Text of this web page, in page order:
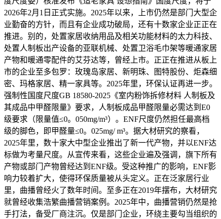
2026年2月1日正式实施。2025年以来，上市仍然是部门大型企
业勤奋的方针，而且有企业成功破局，还有十数家企业正正在
推进。别的，处置家居收纳用品及相关功能材料的太力科技、
处置人制板出产设备的亚联机械、处置卫浴毛巾架等暖通家居
产物和暖通零配件的艾芬达等，曾经上市。正正在推进从板上
市的企业至多包罗：玫瑰岛家居、新明珠、图特股份、炬森细
密、玛格家居、精一家具等。2025年里，环保认证再进一步。
强制性国度尺度GB 18580-2025《室内粉饰拆修材料 人制板及
其成品中甲醛限量》要求，人制板成品甲醛限量必需达到E0
级要求（限量值≤0。050mg/m³）。ENF尺度仍然担任最高档
级的脚色，即甲醛量≤0。025mg/ m³。据大材研究的察看，
2025年里，数十家大中型企业推出了新一代产物，并以ENF达
标做为考量尺度。从宣传来看，这些企业遍及强调，旗下所有
产物或部门产物曾经达到ENF级。受这种推广的影响，ENF影
响力较着扩大，使得环保质量被从头定义。正在泛家居行业
里，曲播曾经火了数年时间。至多正在2019年摆布，大材研究
就曾经收集浩繁曲播营销案例。2025年中，曲播营销仍然是抢
手打法，备受厂商注沉。仅是部门企业，环绕主要勾当组织的